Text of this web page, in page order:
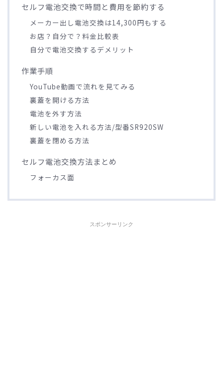
セルフ電池交換で時間と費用を節約する
メーカー出し電池交換は14,300円もする
お店？自分で？料金比較表
自分で電池交換するデメリット
作業手順
YouTube動画で流れを見てみる
裏蓋を開ける方法
電池を外す方法
新しい電池を入れる方法/型番SR920SW
裏蓋を閉める方法
セルフ電池交換方法まとめ
フォーカス面
スポンサーリンク